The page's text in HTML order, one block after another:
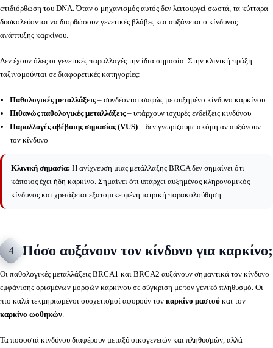
επιδιόρθωση του DNA. Όταν ο μηχανισμός αυτός δεν λειτουργεί σωστά, τα κύτταρα
δυσκολεύονται να διορθώσουν γενετικές βλάβες και αυξάνεται ο κίνδυνος
ανάπτυξης καρκίνου.
Δεν έχουν όλες οι γενετικές παραλλαγές την ίδια σημασία. Στην κλινική πράξη
ταξινομούνται σε διαφορετικές κατηγορίες:
Παθολογικές μεταλλάξεις– συνδέονται σαφώς με αυξημένο κίνδυνο καρκίνου
Πιθανώς παθολογικές μεταλλάξεις– υπάρχουν ισχυρές ενδείξεις κινδύνου
Παραλλαγές αβέβαιης σημασίας (VUS)– δεν γνωρίζουμε ακόμη αν αυξάνουν
τον κίνδυνο
Κλινική σημασία: Η ανίχνευση μιας μετάλλαξης BRCA δεν σημαίνει ότι
κάποιος έχει ήδη καρκίνο. Σημαίνει ότι υπάρχει αυξημένος κληρονομικός
κίνδυνος και χρειάζεται εξατομικευμένη ιατρική παρακολούθηση.
4 Πόσο αυξάνουν τον κίνδυνο για καρκίνο;
Οι παθολογικές μεταλλάξεις BRCA1 και BRCA2 αυξάνουν σημαντικά τον κίνδυνο
εμφάνισης ορισμένων μορφών καρκίνου σε σύγκριση με τον γενικό πληθυσμό. Οι
πιο καλά τεκμηριωμένοι συσχετισμοί αφορούν τον καρκίνο μαστού και τον
καρκίνο ωοθηκών.
Τα ποσοστά κινδύνου διαφέρουν μεταξύ οικογενειών και πληθυσμών, αλλά